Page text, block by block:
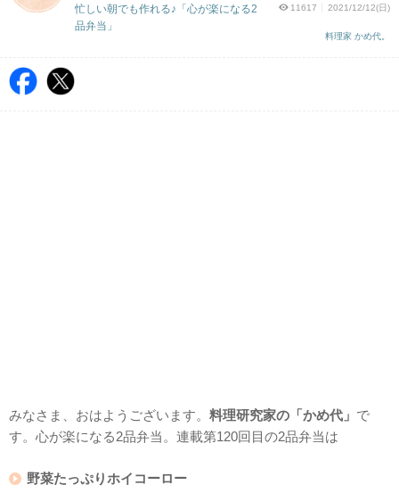
11617 2021/12/12(日)
料理家 かめ代。
忙しい朝でも作れる♪「心が楽になる2
品弁当」
みなさま、おはようございます。 料理研究家の「かめ代」 で
す。心が楽になる2品弁当。連載第120回目の2品弁当は
野菜たっぷりホイコーロー